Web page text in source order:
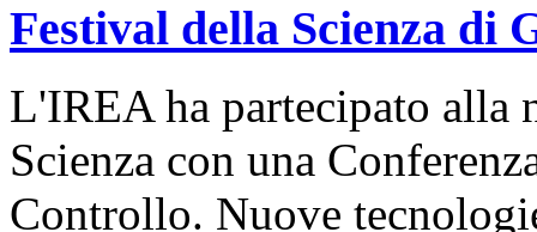
Festival della Scienza di
L'IREA ha partecipato alla
Scienza con una
Controllo. Nuove